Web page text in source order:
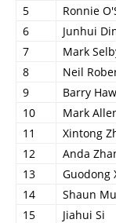
5
Ronnie
6
Junhui
7
Mark
8
Neil
9
Barry
10
Mark
11
Xintong
12
Anda
13
Guodong
14
Shaun
15
Jiahui Si